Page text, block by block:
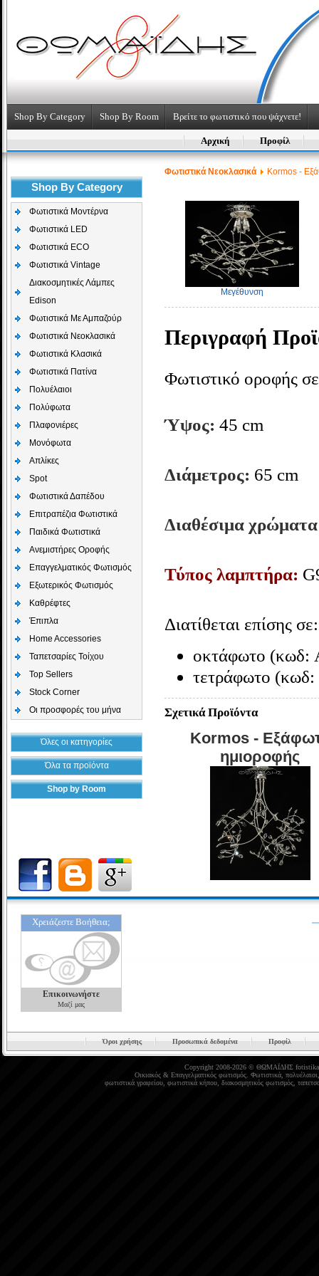
Shop By Category Shop By Room Βρείτε το φωτιστικό που ψάχνετε!
Αρχική Προφίλ
Shop By Category
Φωτιστικά Μοντέρνα
Φωτιστικά LED
Φωτιστικά ECO
Φωτιστικά Vintage
Διακοσμητικές Λάμπες
Edison
Φωτιστικά Με Αμπαζούρ
Φωτιστικά Νεοκλασικά
Φωτιστικά Κλασικά
Φωτιστικά Πατίνα
Πολυέλαιοι
Πολύφωτα
Πλαφονιέρες
Μονόφωτα
Απλίκες
Spot
Φωτιστικά Δαπέδου
Επιτραπέζια Φωτιστικά
Παιδικά Φωτιστικά
Aνεμιστήρες Οροφής
Επαγγελματικός Φωτισμός
Εξωτερικός Φωτισμός
Καθρέφτες
Έπιπλα
Home Accessories
Ταπετσαρίες Τοίχου
Top Sellers
Stock Corner
Οι προσφορές του μήνα
Όλες οι κατηγορίες
Όλα τα προϊόντα
Shop by Room
Φωτιστικά Νεοκλασικά Kormos -
Μεγέθυνση
Περιγραφή
Φωτιστικό οροφής
Ύψος: 45 cm
Διάμετρος: 65 cm
Διαθέσιμα
Τύπος λαμπτήρα:
Διατίθεται επίσης σε:
οκτάφωτο (κωδ:
τετράφωτο
Σχετικά Προϊόντα
Kormos -
ημιοροφής
Χρειάζεστε Βοήθεια;
Επικοινωνήστε
Μαζί μας
Όροι χρήσης Προσωπικά δεδομένα Προφίλ
Copyright 2008-2026 © ΘΩΜΑΪΔΗΣ
Οικιακός& Επαγγελματικός φωτισμός. Φωτιστικά, πολυέλαιοι
φωτιστικά γραφείου, φωτιστικά κήπου, διακοσμητικός φωτισμός,